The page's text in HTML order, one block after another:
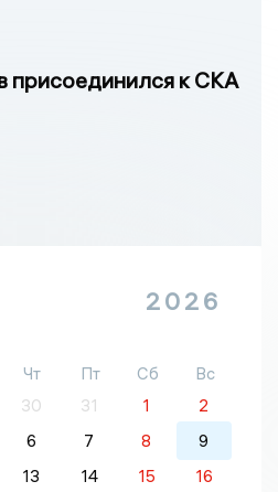
присоединился к СКА
2026
Чт Пт Сб
Вс
30 31 1
2
6 7 8
9
13 14 15
16